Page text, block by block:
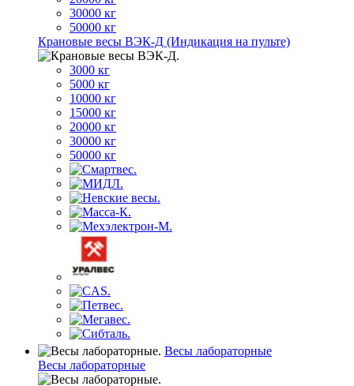
30000 кг
50000 кг
Крановые весы ВЭК-Д (Индикация на пульте)
3000 кг
5000 кг
10000 кг
15000 кг
20000 кг
30000 кг
50000 кг
Весы лабораторные
Весы лабораторные